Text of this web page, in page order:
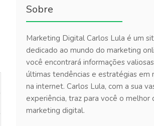
Sobre
Marketing Digital Carlos Lula é um
dedicado ao mundo do marketing
você encontrará informações
últimas tendências e estratégias em
na internet. Carlos Lula, com a sua
experiência, traz para você o melhor
marketing digital.